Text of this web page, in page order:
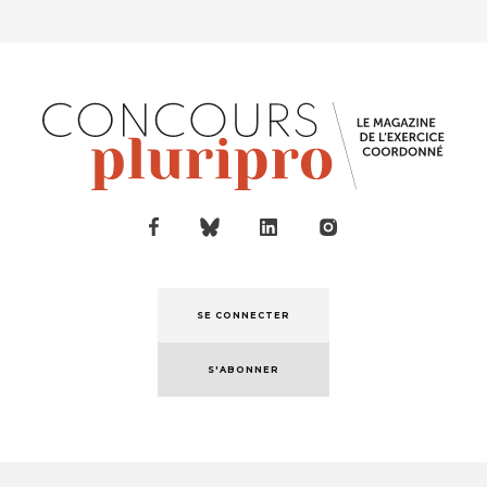
SE CONNECTER
S'ABONNER